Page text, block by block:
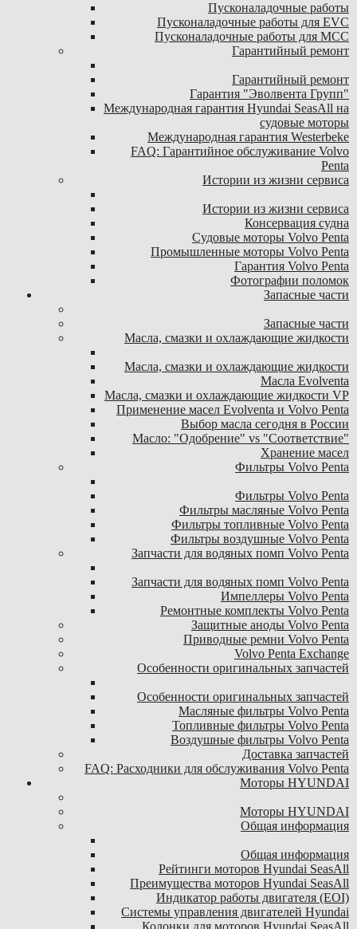
Пусконаладочные работы
Пусконаладочные работы для EVC
Пусконаладочные работы для MCC
Гарантийный ремонт
Гарантийный ремонт
Гарантия "Эволвента Групп"
Международная гарантия Hyundai SeasAll на
судовые моторы
Международная гарантия Westerbeke
FAQ: Гарантийное обслуживание Volvo
Penta
Истории из жизни сервиса
Истории из жизни сервиса
Консервация судна
Судовые моторы Volvo Penta
Промышленные моторы Volvo Penta
Гарантия Volvo Penta
Фотографии поломок
Запасные части
Запасные части
Масла, смазки и охлаждающие жидкости
Масла, смазки и охлаждающие жидкости
Масла Evolventa
Масла, смазки и охлаждающие жидкости VP
Применение масел Evolventa и Volvo Penta
Выбор масла сегодня в России
Масло: "Одобрение" vs "Соответствие"
Хранение масел
Фильтры Volvo Penta
Фильтры Volvo Penta
Фильтры масляные Volvo Penta
Фильтры топливные Volvo Penta
Фильтры воздушные Volvo Penta
Запчасти для водяных помп Volvo Penta
Запчасти для водяных помп Volvo Penta
Импеллеры Volvo Penta
Ремонтные комплекты Volvo Penta
Защитные аноды Volvo Penta
Приводные ремни Volvo Penta
Volvo Penta Exchange
Особенности оригинальных запчастей
Особенности оригинальных запчастей
Масляные фильтры Volvo Penta
Топливные фильтры Volvo Penta
Воздушные фильтры Volvo Penta
Доставка запчастей
FAQ: Расходники для обслуживания Volvo Penta
Моторы HYUNDAI
Моторы HYUNDAI
Общая информация
Общая информация
Рейтинги моторов Hyundai SeasAll
Преимущества моторов Hyundai SeasAll
Индикатор работы двигателя (EOI)
Системы управления двигателей Hyundai
Колонки для моторов Hyundai SeasAll